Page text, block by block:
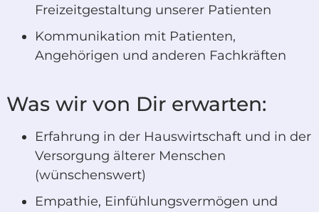
Freizeitgestaltung unserer Patienten
Kommunikation mit Patienten,
Angehörigen und anderen Fachkräften
Was wir von Dir erwarten:
Erfahrung in der Hauswirtschaft und in der
Versorgung älterer Menschen
(wünschenswert)
Empathie, Einfühlungsvermögen und